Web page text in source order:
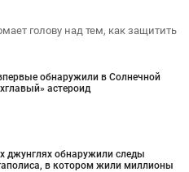
голову над тем, как защитить
обнаружили в Солнечной
астероид
джунглях обнаружили следы
в котором жили миллионы